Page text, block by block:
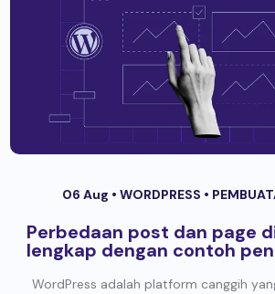
06 Aug • WORDPRESS •
Perbedaan post dan page
lengkap dengan contoh
WordPress adalah platform canggih